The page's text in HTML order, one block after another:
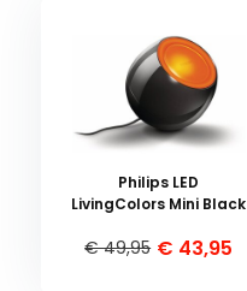
Philips LED
LivingColors Mini Black
€ 49,95 € 43,95